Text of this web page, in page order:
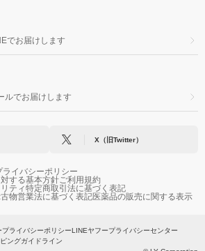
でお届けします
ルでお届けします
X（旧Twitter）
ライバシーポリシー
する基本方針ご利用規約
ティ特定商取引法に基づく表記
古物営業法に基づく表記医薬品の販売に関する表示
ライバシーポリシーLINEヤフープライバシーセンター
ングガイドライン